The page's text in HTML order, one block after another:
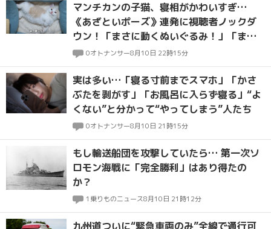
マンチカンの子猫、寝相がかわいすぎ…
《あざといポーズ》連発に視聴者ノックダ
ウン！「まさに動くぬいぐるみ！」「まぁ
るくてふっわふわ」
0オトナンサー8月10日 22時15分
実は多い…「寝る寸前までスマホ」「かさ
ぶたを剥がす」「お風呂に入らず寝る」“よ
くない”と分かって“やってしまう”人たち
0オトナンサー8月10日 21時15分
もし輸送船団を攻撃していたら… 第一次ソ
ロモン海戦に「完全勝利」はあり得たの
か？
1 乗りものニュース8月10日 21時12分
九州道ついに“緊急車両のみ”全線で通行可